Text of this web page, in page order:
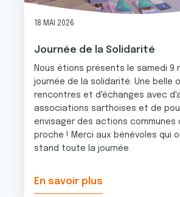
18 MAI 2026
Journée de la Solidarité
Nous étions présents le samedi 9
journée de la solidarité. Une belle
rencontres et d'échanges avec
associations sarthoises et de
envisager des actions communes
proche ! Merci aux bénévoles qui
stand toute la journée.
En savoir plus